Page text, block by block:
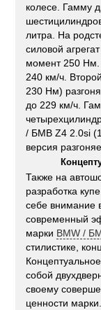
колесе. Гамму
литра. На
силовой
момент 250 Нм.
240 км/ч.
230 Нм)
до 229 км/ч.
/ БМВ Z4 2.0si
версия
Также на
разработка купе
себе внимание
современный
марки BMW /
стилистике,
собой
своему
ценности марки.